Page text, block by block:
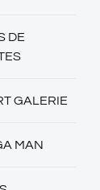
DE
GALERIE
MAN